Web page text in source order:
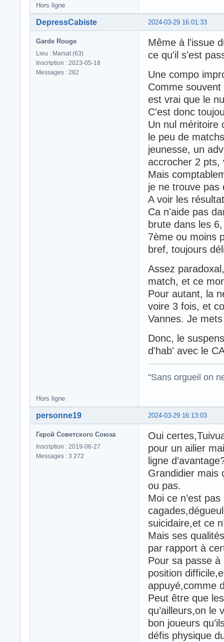
Hors ligne
2024-03-29 16:01:33
DepressCabiste
Garde Rouge
Lieu : Marsat (63)
Inscription : 2023-05-18
Messages : 282
Même à l'issue
ce qu'il s'est
Une compo
Comme
est vrai que le
C'est donc
Un nul méritoire
le peu de
jeunesse, un
accrocher 2 pts,
Mais
je ne trouve pas
A voir les
Ca n'aide pas
brute dans les
7ème ou moins
bref, toujours
Assez
match, et ce
Pour autant, la
voire 3 fois, et
Vannes. Je
Donc, le
d'hab' avec le
"Sans orgueil on
Hors ligne
2024-03-29 16:13:03
personne19
Герой Советского Союза
Inscription : 2019-06-27
Messages : 3 272
Oui
pour un ailier
ligne
Grandidier mais
ou pas.
Moi ce n’est
suicidaire,et ce
Mais ses
par rapport à
Pour sa passe à
position
appuyé,comme
Peut être que
qu’ailleurs,on le
bon joueurs
défis physique